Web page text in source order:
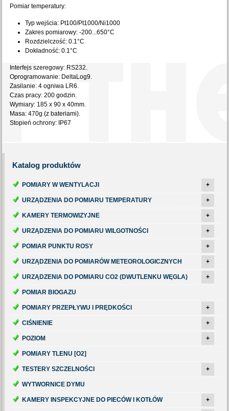
Pomiar temperatury:
Typ wejścia: Pt100/Pt1000/Ni1000
Zakres pomiarowy: -200...650°C
Rozdzielczość: 0.1°C
Dokładność: 0.1°C
Interfejs szeregowy: RS232.
Oprogramowanie: DeltaLog9.
Zasilanie: 4 ogniwa LR6.
Czas pracy: 200 godzin.
Wymiary: 185 x 90 x 40mm.
Masa: 470g (z bateriami).
Stopień ochrony: IP67
Katalog produktów
POMIARY W WENTYLACJI +
URZĄDZENIA DO POMIARU TEMPERATURY +
KAMERY TERMOWIZYJNE +
URZĄDZENIA DO POMIARU WILGOTNOŚCI +
POMIAR PUNKTU ROSY +
URZĄDZENIA DO POMIARÓW METEOROLOGICZNYCH +
URZĄDZENIA DO POMIARU CO2 (DWUTLENKU WĘGLA) +
POMIAR BIOGAZU
POMIARY PRZEPŁYWU I PRĘDKOŚCI +
CIŚNIENIE +
POZIOM +
POMIARY TLENU [O2]
TESTERY SZCZELNOŚCI +
WYTWORNICE DYMU
KAMERY INSPEKCYJNE DO PIECÓW I KOTŁÓW +